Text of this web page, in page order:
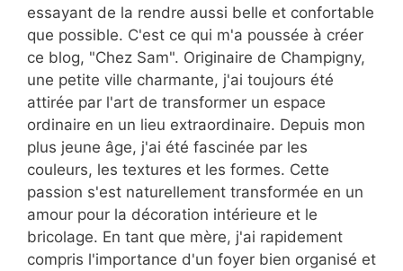
essayant de la rendre aussi belle et confortable
que possible. C'est ce qui m'a poussée à créer
ce blog, "Chez Sam". Originaire de Champigny,
une petite ville charmante, j'ai toujours été
attirée par l'art de transformer un espace
ordinaire en un lieu extraordinaire. Depuis mon
plus jeune âge, j'ai été fascinée par les
couleurs, les textures et les formes. Cette
passion s'est naturellement transformée en un
amour pour la décoration intérieure et le
bricolage. En tant que mère, j'ai rapidement
compris l'importance d'un foyer bien organisé et